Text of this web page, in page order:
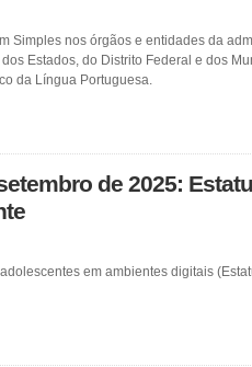
Simples nos órgãos e entidades da
Estados, do Distrito Federal e dos
da Língua Portuguesa.
de 2025:
em ambientes digitais